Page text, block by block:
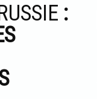
: